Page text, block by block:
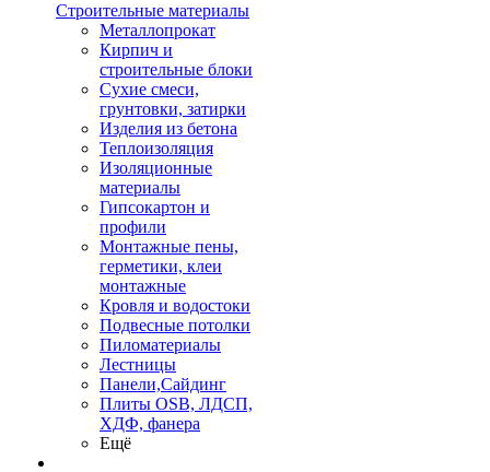
Строительные материалы
Металлопрокат
Кирпич и
строительные блоки
Сухие смеси,
грунтовки, затирки
Изделия из бетона
Теплоизоляция
Изоляционные
материалы
Гипсокартон и
профили
Монтажные пены,
герметики, клеи
монтажные
Кровля и водостоки
Подвесные потолки
Пиломатериалы
Лестницы
Панели,Сайдинг
Плиты OSB, ЛДСП,
ХДФ, фанера
Ещё